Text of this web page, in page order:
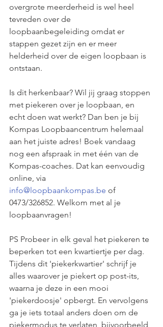
overgrote meerderheid is wel heel
tevreden over de
loopbaanbegeleiding omdat er
stappen gezet zijn en er meer
helderheid over de eigen loopbaan is
ontstaan.
Is dit herkenbaar? Wil jij graag stoppen
met piekeren over je loopbaan, en
echt doen wat werkt? Dan ben je bij
Kompas Loopbaancentrum helemaal
aan het juiste adres! Boek vandaag
nog een afspraak in met één van de
Kompas-coaches. Dat kan eenvoudig
online, via
info@loopbaankompas.be of
0473/326852. Welkom met al je
loopbaanvragen!
PS Probeer in elk geval het piekeren te
beperken tot een kwartiertje per dag.
Tijdens dit 'piekerkwartier' schrijf je
alles waarover je piekert op post-its,
waarna je deze in een mooi
'piekerdoosje' opbergt. En vervolgens
ga je iets totaal anders doen om de
piekermodus te verlaten, bijvoorbeeld